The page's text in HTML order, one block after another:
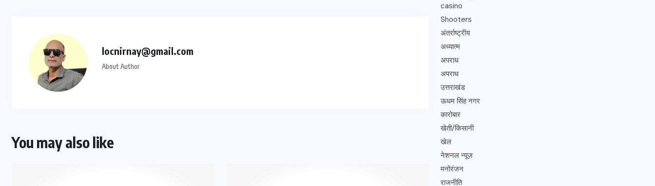
locnirnay@gmail.com
About Author
You may also like
casino
Shooters
अंतर्राष्ट्रीय
अध्यात्म
अपराध
अपराध
उत्तराखंड
ऊधम सिंह नगर
कारोबार
खेती/किसानी
खेल
नेशनल न्यूज़
मनोरंजन
राजनीति